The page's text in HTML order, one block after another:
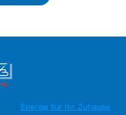
Energie für Ihr Zuhause